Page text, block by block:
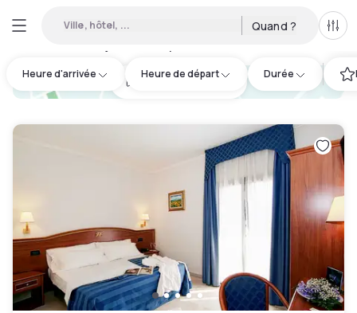
Ville, hôtel, ... Quand ?
Heure d'arrivée Heure de départ Durée
hotel.cta.view_map